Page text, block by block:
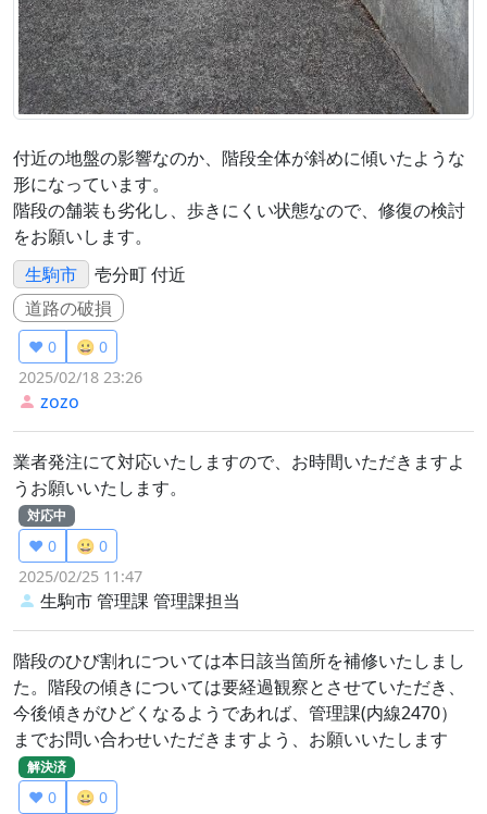
付近の地盤の影響なのか、階段全体が斜めに傾いたような
形になっています。
階段の舗装も劣化し、歩きにくい状態なので、修復の検討
をお願いします。
生駒市
壱分町 付近
道路の破損
❤️ 0
😀 0
2025/02/18 23:26
zozo
業者発注にて対応いたしますので、お時間いただきますよ
うお願いいたします。
対応中
❤️ 0
😀 0
2025/02/25 11:47
生駒市 管理課 管理課担当
階段のひび割れについては本日該当箇所を補修いたしまし
た。階段の傾きについては要経過観察とさせていただき、
今後傾きがひどくなるようであれば、管理課(内線2470）
までお問い合わせいただきますよう、お願いいたします
解決済
❤️ 0
😀 0